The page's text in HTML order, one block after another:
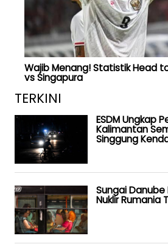
Wajib Menang! Statistik Head
vs Singapura
TERKINI
ESDM Ungkap
Kalimantan
Singgung
Sungai
Nuklir Rumania